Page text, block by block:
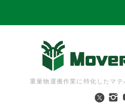
重量物運搬作業に特化したマ